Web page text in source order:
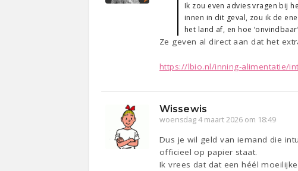
Ik zou even advies vragen bij
innen in dit geval, zou ik de
het land af, en hoe
Ze geven al direct aan dat het
https://lbio.nl/inning-alimentatie/
Wissewis
woensdag 4 maart 2026 om 18:49
Dus je wil geld van iemand die
officieel op papier staat.
Ik vrees dat dat een héél